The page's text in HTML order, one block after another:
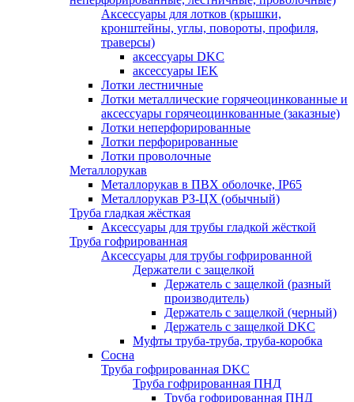
Аксессуары для лотков (крышки,
кронштейны, углы, повороты, профиля,
траверсы)
аксессуары DKC
аксессуары IEK
Лотки лестничные
Лотки металлические горячеоцинкованные и
аксессуары горячеоцинкованные (заказные)
Лотки неперфорированные
Лотки перфорированные
Лотки проволочные
Металлорукав
Металлорукав в ПВХ оболочке, IP65
Металлорукав РЗ-ЦХ (обычный)
Труба гладкая жёсткая
Аксессуары для трубы гладкой жёсткой
Труба гофрированная
Аксессуары для трубы гофрированной
Держатели с защелкой
Держатель с защелкой (разный
производитель)
Держатель с защелкой (черный)
Держатель с защелкой DKC
Муфты труба-труба, труба-коробка
Сосна
Труба гофрированная DKC
Труба гофрированная ПНД
Труба гофрированная ПНД